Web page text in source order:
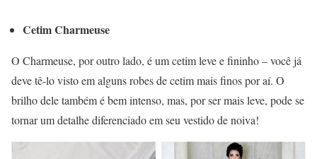
Cetim Charmeuse
O Charmeuse, por outro lado, é um cetim leve e fininho – você já
deve tê-lo visto em alguns robes de cetim mais finos por aí. O
brilho dele também é bem intenso, mas, por ser mais leve, pode se
tornar um detalhe diferenciado em seu vestido de noiva!